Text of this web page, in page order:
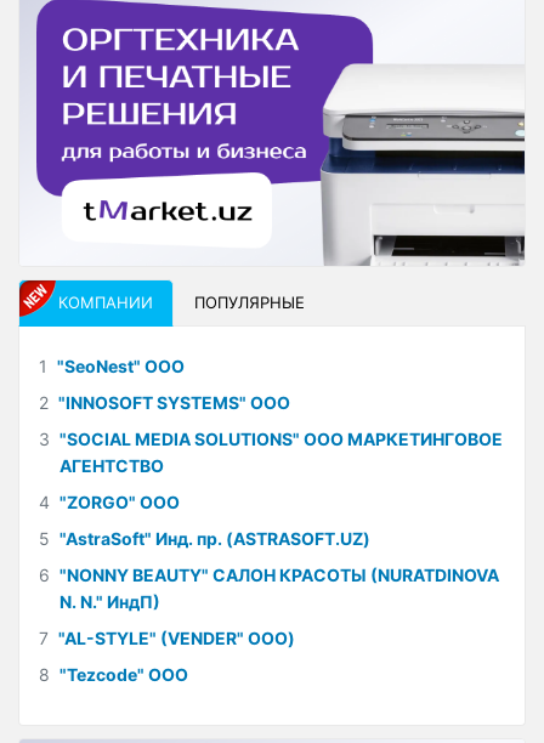
КОМПАНИИ ПОПУЛЯРНЫЕ
1 "SeoNest" ООО
2 "INNOSOFT SYSTEMS" ООО
3 "SOCIAL MEDIA SOLUTIONS" ООО МАРКЕТИНГОВОЕ
АГЕНТСТВО
4 "ZORGO" ООО
5 "AstraSoft" Инд. пр. (ASTRASOFT.UZ)
6 "NONNY BEAUTY" САЛОН КРАСОТЫ (NURATDINOVA
N. N." ИндП)
7 "AL-STYLE" (VENDER" ООО)
8 "Tezcode" ООО